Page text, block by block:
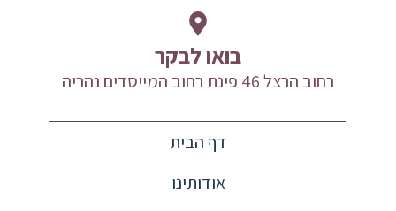
בואו לבקר
רחוב הרצל 46 פינת רחוב המייסדים נהריה
דף הבית
אודותינו